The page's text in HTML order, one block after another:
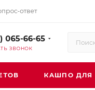
ответ
065-66-65
ЗВОНОК
КАШПО ДЛЯ